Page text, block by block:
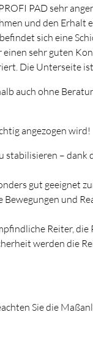
PAD sehr
und den
sich eine
sehr guten
Die Unterseite
auch ohne
angezogen wird!
–
gut geeignet
und
Reiter,
werden die
Sie die